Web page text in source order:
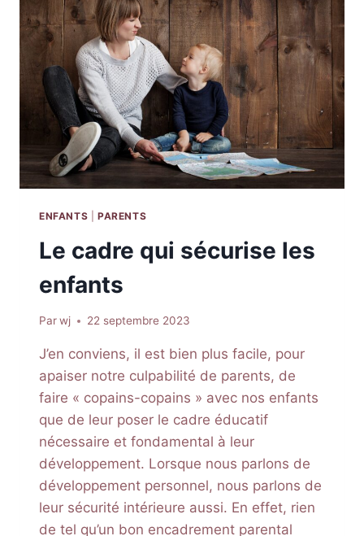
!
ENFANTS PARENTS
Le cadre qui sécurise les
enfants
Parwj 22 septembre 2023
J’en conviens, il est bien plus facile, pour
apaiser notre culpabilité de parents, de
faire « copains-copains » avec nos enfants
que de leur poser le cadre éducatif
nécessaire et fondamental à leur
développement. Lorsque nous parlons de
développement personnel, nous parlons de
leur sécurité intérieure aussi. En effet, rien
de tel qu’un bon encadrement parental